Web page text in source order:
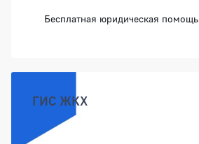
Бесплатная юридическая помощь
ГИС ЖКХ